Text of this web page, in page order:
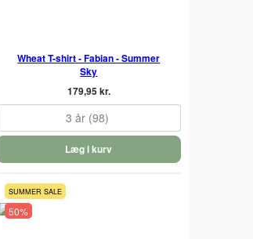
Wheat T-shirt - Fabian - Summer
Sky
179,95 kr.
3 år (98)
Læg i kurv
SUMMER SALE
50%